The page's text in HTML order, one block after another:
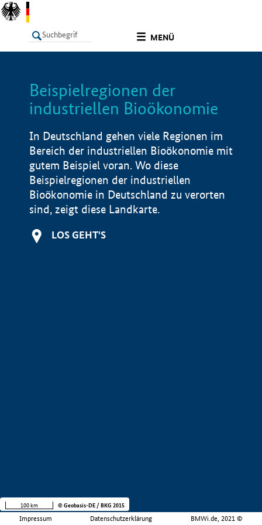
MENÜ
LISTE
Beispielregionen der
industriellen Bioökonomie
In Deutschland gehen viele Regionen im
Bereich der industriellen Bioökonomie mit
gutem Beispiel voran. Wo diese
Beispielregionen der industriellen
Bioökonomie in Deutschland zu verorten
sind, zeigt diese Landkarte.
LOS GEHT'S
Impressum Datenschutzerklärung BMWi.de, 2021 ©
100 km © Geobasis-DE / BKG 2015